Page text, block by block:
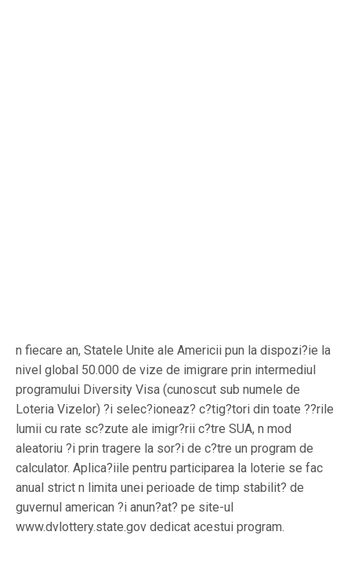
n fiecare an, Statele Unite ale Americii pun la dispozi?ie la
nivel global 50.000 de vize de imigrare prin intermediul
programului Diversity Visa (cunoscut sub numele de
Loteria Vizelor) ?i selec?ioneaz? c?tig?tori din toate ??rile
lumii cu rate sc?zute ale imigr?rii c?tre SUA, n mod
aleatoriu ?i prin tragere la sor?i de c?tre un program de
calculator. Aplica?iile pentru participarea la loterie se fac
anual strict n limita unei perioade de timp stabilit? de
guvernul american ?i anun?at? pe site-ul
www.dvlottery.state.gov dedicat acestui program.